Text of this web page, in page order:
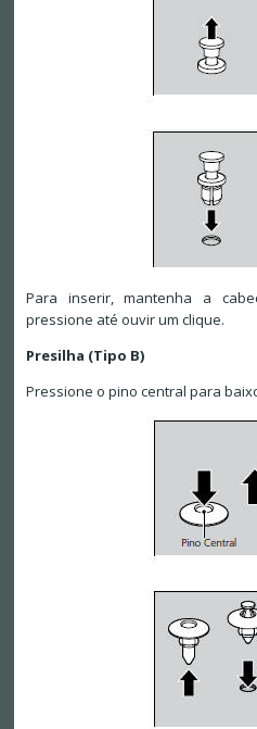
Para inserir, mantenha a
pressione até ouvir um clique.
Presilha (Tipo B)
Pressione o pino central para